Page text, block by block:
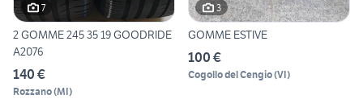
7
2 GOMME 245 35 19 GOODRIDE
A2076
140 €
Rozzano(MI)
3
GOMME ESTIVE
100 €
Cogollo del Cengio(VI)